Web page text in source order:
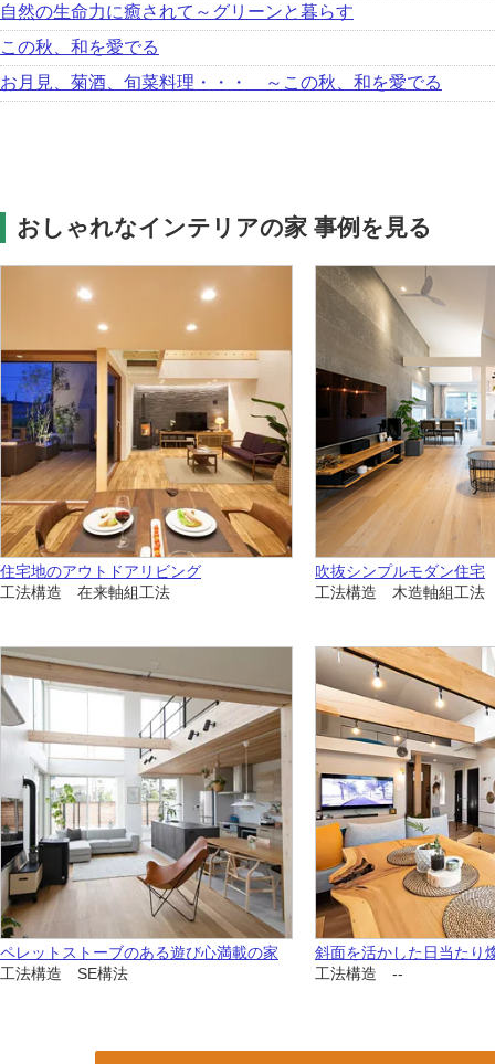
自然の生命力に癒されて～グリーンと暮らす
この秋、和を愛でる
お月見、菊酒、旬菜料理・・・ ～この秋、和を愛でる
おしゃれなインテリアの家 事例を見る
住宅地のアウトドアリビング
工法構造 在来軸組工法
吹抜シンプルモダン住宅
工法構造 木造軸組工法
ペレットストーブのある遊び心満載の家
工法構造 SE構法
斜面を活かした日当たり
工法構造 --